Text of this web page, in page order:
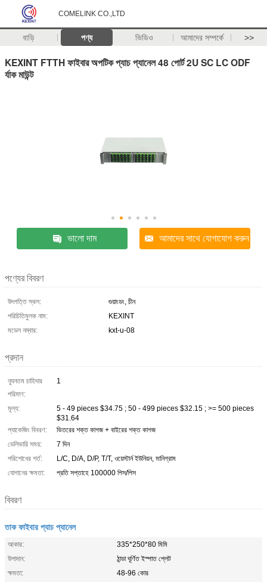
COMELINK CO.,LTD
বাড়ি পণ্য ভিডিও আমাদের সম্পর্কে >>
KEXINT FTTH ফাইবার অপটিক প্যাচ প্যানেল 48 পোর্ট 2U SC LC ODF
র্যাক মাউন্ট
ভালো দাম আমাদের সাথে যোগাযোগ করুন
পণ্যের বিবরণ
উৎপত্তি স্থল:
গুয়াংডং, চীন
পরিচিতিমুলক নাম:
KEXINT
মডেল নম্বার:
kxt-u-08
প্রদান
ন্যূনতম চাহিদার
পরিমাণ:
1
মূল্য:
5 - 49 pieces $34.75 ; 50 - 499 pieces $32.15 ; >= 500 pieces
$31.64
প্যাকেজিং বিবরণ:
ভিতরের শক্ত কাগজ + বাইরের শক্ত কাগজ
ডেলিভারি সময়:
7 দিন
পরিশোধের শর্ত:
L/C, D/A, D/P, T/T, ওয়েস্টার্ন ইউনিয়ন, মানিগ্রাম
যোগানের ক্ষমতা:
প্রতি সপ্তাহে 100000 পিস/পিস
বিবরণ
তাক ফাইবার প্যাচ প্যানেল
আকার:
335*250*80 মিমি
উপাদান:
ঠান্ডা ঘূর্ণিত ইস্পাত প্লেট
ক্ষমতা:
48-96 কোর